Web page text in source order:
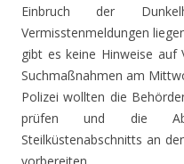
Einbruch der
Vermisstenmeldungen
gibt es keine Hinweise auf
Suchmaßnahmen am
Polizei wollten die
prüfen und die
Steilküstenabschnitts an